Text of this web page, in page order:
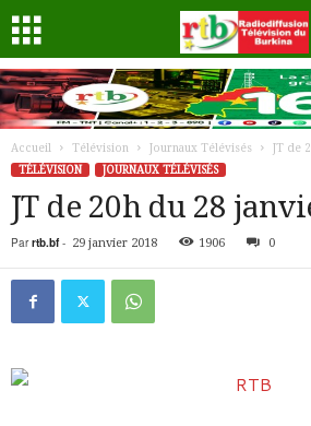
Accueil Télévision Journaux Télévisés
JT de
TÉLÉVISION
JOURNAUX TÉLÉVISÉS
JT de 20h du 28
Par rtb.bf- 29 janvier 2018 1906 0